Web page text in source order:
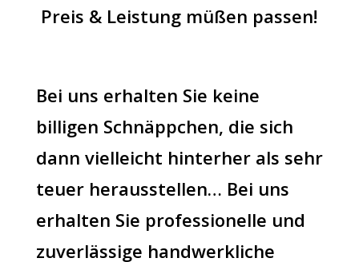
Preis & Leistung müßen passen!
Bei uns erhalten Sie keine
billigen Schnäppchen, die sich
dann vielleicht hinterher als sehr
teuer herausstellen… Bei uns
erhalten Sie professionelle und
zuverlässige handwerkliche